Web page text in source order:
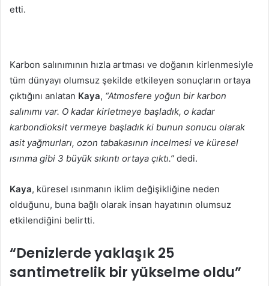
etti.
Karbon salınımının hızla artması ve doğanın kirlenmesiyle
tüm dünyayı olumsuz şekilde etkileyen sonuçların ortaya
çıktığını anlatan Kaya, “Atmosfere yoğun bir karbon
salınımı var. O kadar kirletmeye başladık, o kadar
karbondioksit vermeye başladık ki bunun sonucu olarak
asit yağmurları, ozon tabakasının incelmesi ve küresel
ısınma gibi 3 büyük sıkıntı ortaya çıktı.” dedi.
Kaya, küresel ısınmanın iklim değişikliğine neden
olduğunu, buna bağlı olarak insan hayatının olumsuz
etkilendiğini belirtti.
“Denizlerde yaklaşık 25
santimetrelik bir yükselme oldu”